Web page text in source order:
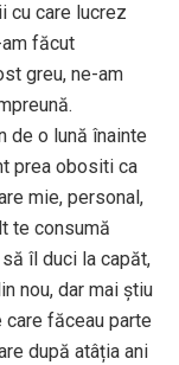
cu care lucrez
făcut
greu, ne-am
de o lună înainte
prea obositi ca
mie, personal,
te consumă
îl duci la capăt,
nou, dar mai știu
care făceau parte
după atâția ani